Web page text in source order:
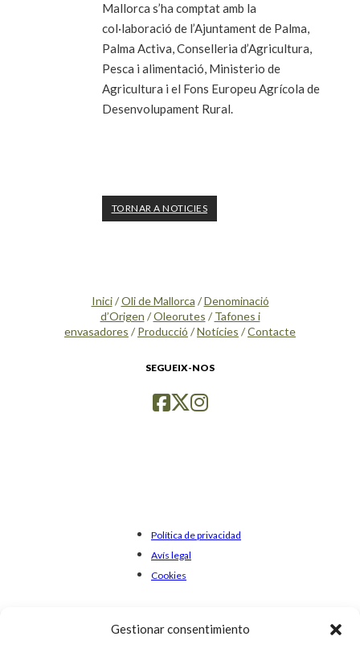
Gestionar consentimiento
Mallorca s’ha comptat amb la
col·laboració de l’Ajuntament de Palma,
Palma Activa, Conselleria d’Agricultura,
Pesca i alimentació, Ministerio de
Agricultura i el Fons Europeu Agrícola de
Desenvolupament Rural.
TORNAR A NOTICIES
Inici/Oli de Mallorca /Denominació
d’Origen /Oleorutes / Tafones i
envasadores / Producció /Notícies /Contacte
SEGUEIX-NOS
Política de privacidad
Avís legal
Cookies